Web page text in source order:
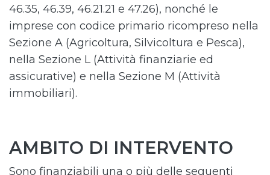
46.35, 46.39, 46.21.21 e 47.26), nonché le
imprese con codice primario ricompreso nella
Sezione A (Agricoltura, Silvicoltura e Pesca),
nella Sezione L (Attività finanziarie ed
assicurative) e nella Sezione M (Attività
immobiliari).
AMBITO DI INTERVENTO
Sono finanziabili una o più delle seguenti